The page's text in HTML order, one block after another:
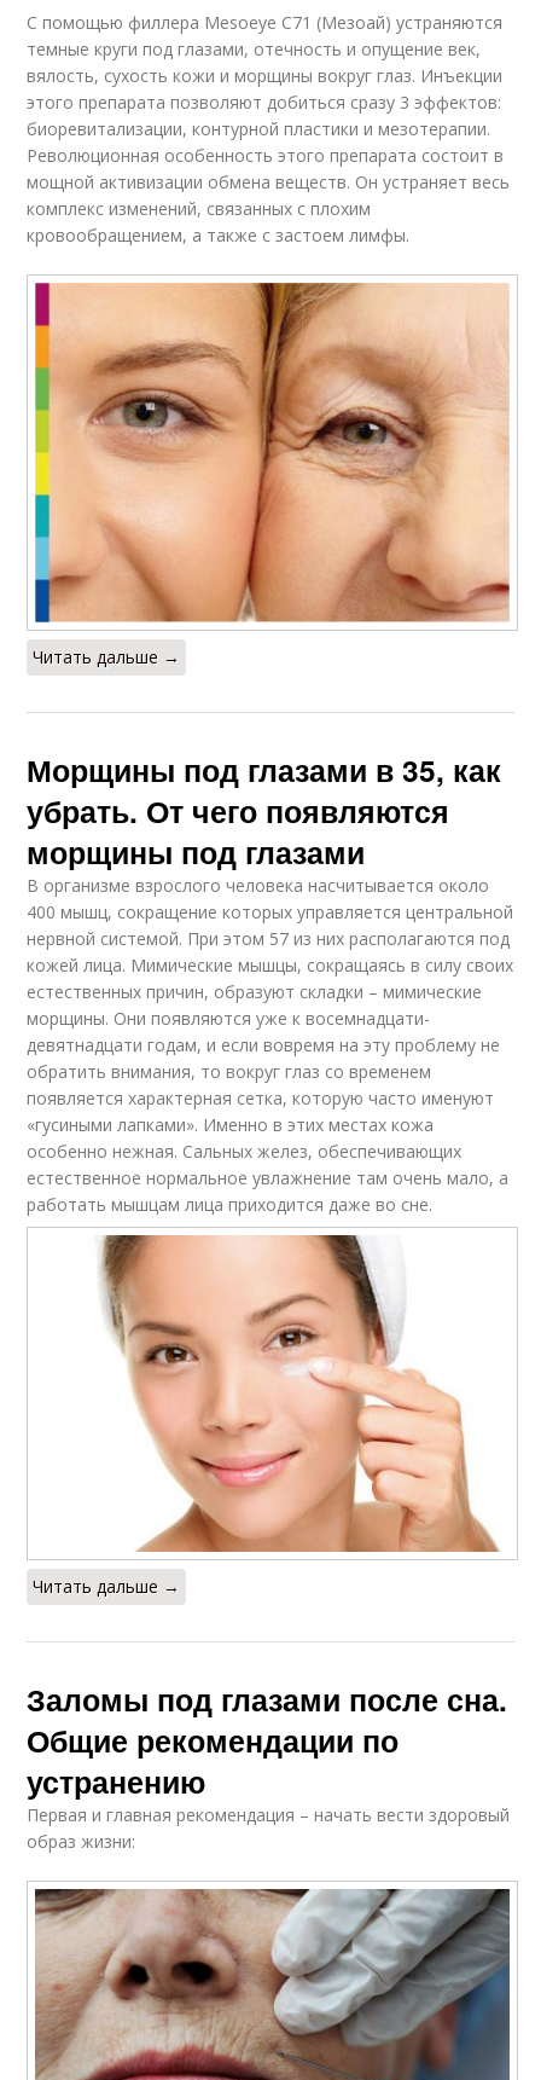
С помощью филлера Mesoeye C71 (Мезоай) устраняются
темные круги под глазами, отечность и опущение век,
вялость, сухость кожи и морщины вокруг глаз. Инъекции
этого препарата позволяют добиться сразу 3 эффектов:
биоревитализации, контурной пластики и мезотерапии.
Революционная особенность этого препарата состоит в
мощной активизации обмена веществ. Он устраняет весь
комплекс изменений, связанных с плохим
кровообращением, а также с застоем лимфы.
Читать дальше →
Морщины под глазами в 35, как
убрать. От чего появляются
морщины под глазами
В организме взрослого человека насчитывается около
400 мышц, сокращение которых управляется центральной
нервной системой. При этом 57 из них располагаются под
кожей лица. Мимические мышцы, сокращаясь в силу своих
естественных причин, образуют складки – мимические
морщины. Они появляются уже к восемнадцати-
девятнадцати годам, и если вовремя на эту проблему не
обратить внимания, то вокруг глаз со временем
появляется характерная сетка, которую часто именуют
«гусиными лапками». Именно в этих местах кожа
особенно нежная. Сальных желез, обеспечивающих
естественное нормальное увлажнение там очень мало, а
работать мышцам лица приходится даже во сне.
Читать дальше →
Заломы под глазами после сна.
Общие рекомендации по
устранению
Первая и главная рекомендация – начать вести здоровый
образ жизни: